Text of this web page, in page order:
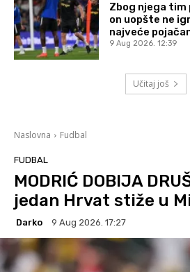
Zbog njega tim
on uopšte ne
najveće
9 Aug 2026. 12:39
Učitaj još